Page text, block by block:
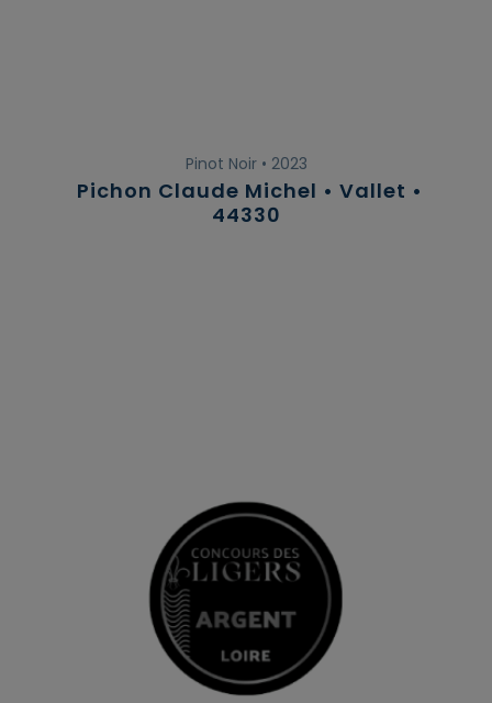
Pinot Noir • 2023
Pichon Claude Michel • Vallet •
44330